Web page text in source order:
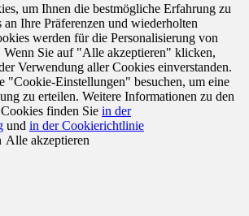
um Ihnen die bestmögliche Erfahrung zu
Ihre Präferenzen und wiederholten
werden für die Personalisierung von
Wenn Sie auf "Alle akzeptieren" klicken,
Verwendung aller Cookies einverstanden.
"Cookie-Einstellungen" besuchen, um eine
zu erteilen. Weitere Informationen zu den
finden Sie in der
und in der Cookierichtlinie
Alle akzeptieren